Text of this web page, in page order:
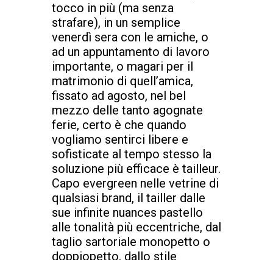
tocco in più (ma senza
strafare), in un semplice
venerdì sera con le amiche, o
ad un appuntamento di lavoro
importante, o magari per il
matrimonio di quell’amica,
fissato ad agosto, nel bel
mezzo delle tanto agognate
ferie, certo è che quando
vogliamo sentirci libere e
sofisticate al tempo stesso la
soluzione più efficace è tailleur.
Capo evergreen nelle vetrine di
qualsiasi brand, il tailler dalle
sue infinite nuances pastello
alle tonalità più eccentriche, dal
taglio sartoriale monopetto o
doppiopetto, dallo stile